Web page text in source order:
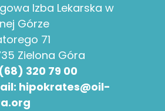
Izba Lekarska w
Górze
71
Zielona Góra
320 79 00
hipokrates@oil-